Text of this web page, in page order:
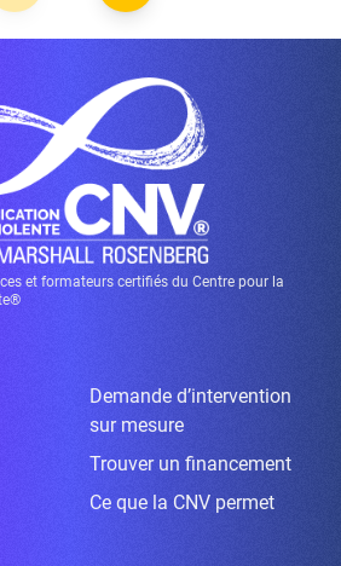
et formateurs certifiés du Centre pour la
Demande d’intervention
sur mesure
Trouver un financement
Ce que la CNV permet